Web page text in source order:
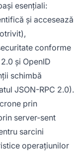
esențiali:
și accesează
conforme
și OpenID
schimbă
JSON-RPC 2.0).
prin
server-sent
sarcini
operațiunilor